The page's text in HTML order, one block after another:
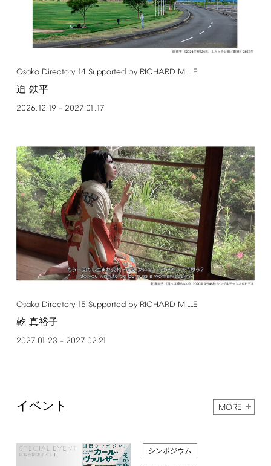
Osaka Directory 14 Supported by RICHARD MILLE
迫 鉄平
2026.12.19 – 2027.01.17
Osaka Directory 15 Supported by RICHARD MILLE
乾 真裕子
2027.01.23 – 2027.02.21
イベント MORE
シンポジウム